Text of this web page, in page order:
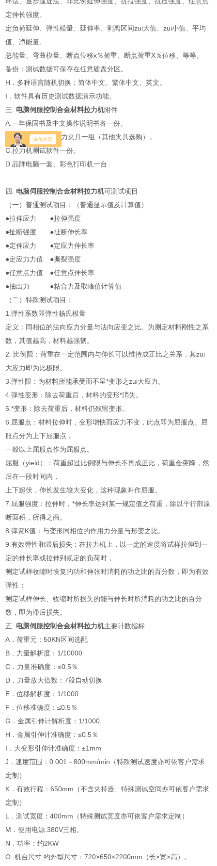
定伸长强度、
定负荷延伸、弹性模量、延伸率、剥离区间zui大值、zui小值、平均
值、净能量、
总能量、弯曲模量、断点位移x％荷重、断点荷重X％位移、等等。
备份：测试数据可保存在任意硬盘分区。
H．多种语言随机切换：简体中文、繁体中文、英文。
I．软件具有历史测试数据演示功能。
三. 电脑伺服控制合金材料拉力机附件
A.一年保固书及中文操作说明书各一份。
B. 随机赠送标准拉力夹具一组（其他夹具选购）。
C.拉力机测试软件一份。
D.品牌电脑一套、彩色打印机一台
四. 电脑伺服控制合金材料拉力机可测试项目
（一）普通测试项目：（普通显示值及计算值）
●拉伸应力 ●拉伸强度
●扯断强度 ●扯断伸长率
●定伸应力 ●定应力伸长率
●定应力力值 ●撕裂强度
●任意点力值 ●任意点伸长率
●抽出力 ●粘合力及取峰值计算值
（二）特殊测试项目：
1.弹性系数即弹性杨氏模量
定义：同相位的法向应力分量与法向应变之比。为测定材料刚性之系
数，其值越高，材料越强韧。
2. 比例限：荷重在一定范围内与伸长可以维持成正比之关系，其zui
大应力即为比极限。
3.弹性限：为材料所能承受而不呈*变形之zui大应力。
4.弹性变形：除去荷重后，材料的变形*消失。
5.*变形：除去荷重后，材料仍残留变形。
6.屈服点：材料拉伸时，变形增快而应力不变，此点即为屈服点。屈
服点分为上下屈服点，
一般以上屈服点作为屈服点。
屈服（yield）：荷重超过比例限与伸长不再成正比，荷重会突降，然
后在一段时间内，
上下起伏，伸长发生较大变化，这种现象叫作屈服。
7.屈服强度：拉伸时，*伸长率达到某一规定值之荷重，除以平行部原
断面积，所得之商。
8.弹簧K值：与变形同相位的作用力分量与形变之比。
9.有效弹性和滞后损失：在拉力机上，以一定的速度将试样拉伸到一
定的伸长率或拉伸到规定的负荷时，
测定试样收缩时恢复的功和伸张时消耗的功之比的百分数，即为有效
弹性；
测定试样伸长、收缩时所损失的能与伸长时所消耗的功之比的百分
数，即为滞后损失。
五. 电脑伺服控制合金材料拉力机主要计数指标
A．荷重元：50KN区间选配
B．力量解析度：1/10000
C．力量准确度：≤0.5％
D．力量放大倍数：7段自动切换
E．位移解析度：1/1000
F．位移准确度：≤0.5％
G．金属引伸计解析度：1/1000
H．金属引伸计准确度：≤0.5％
I．大变形引伸计准确度：±1mm
J．速度范围：0.001－800mm/min（特殊测试速度亦可依客户需求
定制）
K．有效行程：650mm（不含夹持器、特殊测试空间亦可依客户需求
定制）
L．测试宽度：400mm（特殊测试宽度亦可依客户需求定制）
M．使用电源:380V三相。
N．功率：约2KW
O. 机台尺寸:约外型尺寸：720×650×2200mm（长×宽×高）。